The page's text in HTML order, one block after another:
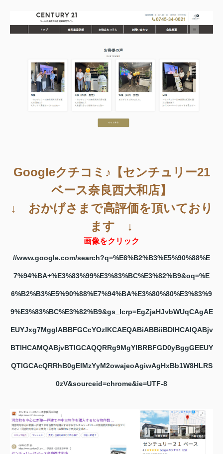
Googleクチコミ♪【センチュリー21
ベース奈良西大和店】
↓ おかげさまで高評価を頂いており
ます ↓
画像をクリック
//www.google.com/search?q=%E6%B2%B3%E5%90%88%E
7%94%BA+%E3%83%99%E3%83%BC%E3%82%B9&oq=%E
6%B2%B3%E5%90%88%E7%94%BA%E3%80%80%E3%83%9
9%E3%83%BC%E3%82%B9&gs_lcrp=EgZjaHJvbWUqCAgAE
EUYJxg7MggIABBFGCcYOzIKCAEQABiABBiiBDIHCAIQABjv
BTIHCAMQABjvBTIGCAQQRRg9MgYIBRBFGD0yBggGEEUY
QTIGCAcQRRhB0gEIMzYyM2owajeoAgiwAgHxBb1W8HLRS
0zV&sourceid=chrome&ie=UTF-8